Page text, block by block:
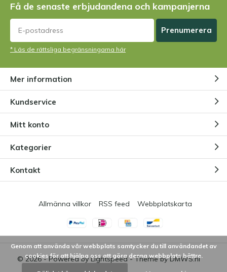
Få de senaste erbjudandena och kampanjerna
Prenumerera
* Läs de rättsliga begränsningarna här
Mer information
Kundservice
Mitt konto
Kategorier
Kontakt
© 2026 - Powered by Lightspeed - Theme byDMWS.nl
Allmänna villkor RSS feed Webbplatskarta
Genom att använda vår webbplats samtycker du till användandet av
cookies för att hjälpa oss att göra denna webbplats bättre.